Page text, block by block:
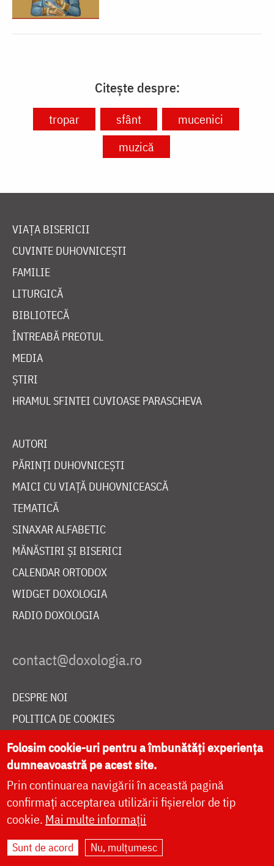
Citește despre:
tropar sfânt
mucenici
muzică
VIAȚA BISERICII
CUVINTE DUHOVNICEȘTI
FAMILIE
LITURGICĂ
BIBLIOTECĂ
ÎNTREABĂ PREOTUL
MEDIA
ȘTIRI
HRAMUL SFINTEI CUVIOASE PARASCHEVA
AUTORI
PĂRINȚI DUHOVNICEȘTI
MAICI CU VIAȚĂ DUHOVNICEASCĂ
TEMATICĂ
SINAXAR ALFABETIC
MĂNĂSTIRI ȘI BISERICI
CALENDAR ORTODOX
WIDGET DOXOLOGIA
RADIO DOXOLOGIA
DESPRE NOI
POLITICA DE COOKIES
DONEAZĂ ONLINE PENTRU CATEDRALA NAȚIONALĂ
LIVE
Site dezvoltat deDOXOLOGIA MEDIA
Arhiepiscopia Iașilor | ©
Folosim cookie-uri pentru a îmbunătăți experiența
dumneavoastră pe acest site.
Prin continuarea navigării în această pagină
confirmați acceptarea utilizării fișierelor de tip
cookie. Mai multe informații
Sunt de acord Nu, mulțumesc